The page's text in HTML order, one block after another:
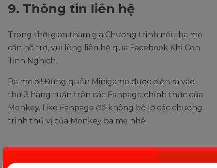
9. Thông tin liên hệ
Trong thời gian tham gia Chương trình nếu ba mẹ
cần hỗ trợ, vui lòng liên hệ qua Facebook Khỉ Con
Tinh Nghịch.
Ba mẹ ơi! Đừng quên Minigame được diễn ra vào
thứ 3 hàng tuần trên các Fanpage chính thức của
Monkey. Like Fanpage để không bỏ lỡ các chương
trình thú vị của Monkey ba mẹ nhé!